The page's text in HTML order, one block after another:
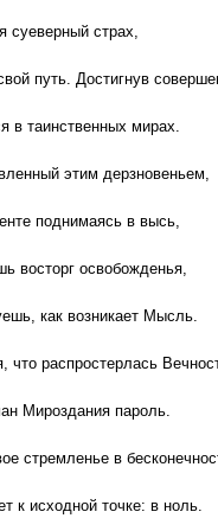
суеверный страх,
путь. Достигнув
в таинственных мирах.
этим дерзновеньем,
поднимаясь в высь,
восторг освобожденья,
как возникает Мысль.
что распростерлась
Мироздания пароль.
стремленье в
к исходной точке: в ноль.